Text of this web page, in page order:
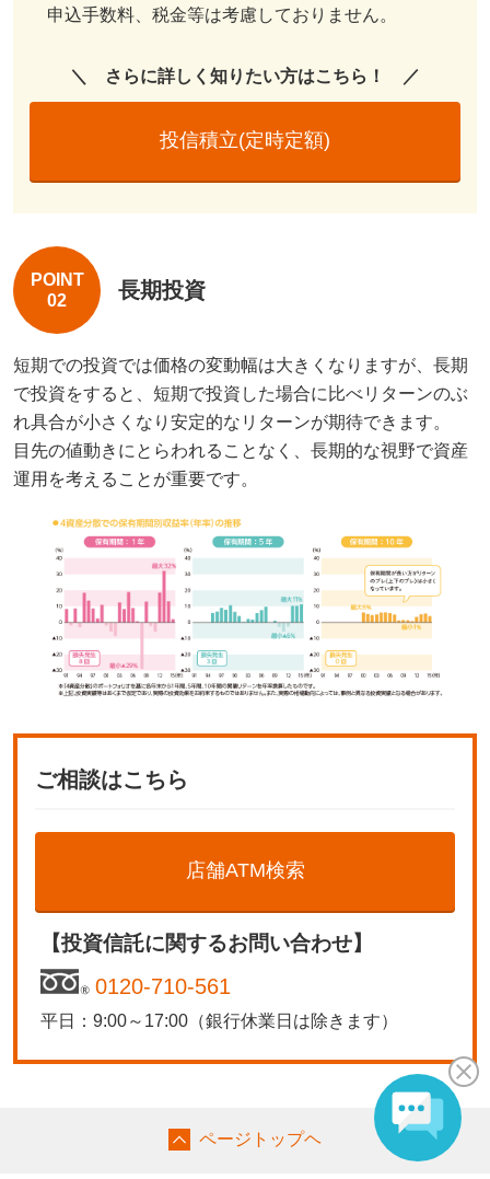
申込手数料、税金等は考慮しておりません。
＼ さらに詳しく知りたい方はこちら！ ／
投信積立(定時定額)
POINT
02
長期投資
短期での投資では価格の変動幅は大きくなりますが、長期
で投資をすると、短期で投資した場合に比べリターンのぶ
れ具合が小さくなり安定的なリターンが期待できます。
目先の値動きにとらわれることなく、長期的な視野で資産
運用を考えることが重要です。
ご相談はこちら
店舗ATM検索
【投資信託に関するお問い合わせ】
0120-710-561
平日：9:00～17:00（銀行休業日は除きます）
ページトップヘ